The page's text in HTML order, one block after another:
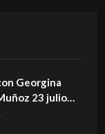
Georgina
23 julio